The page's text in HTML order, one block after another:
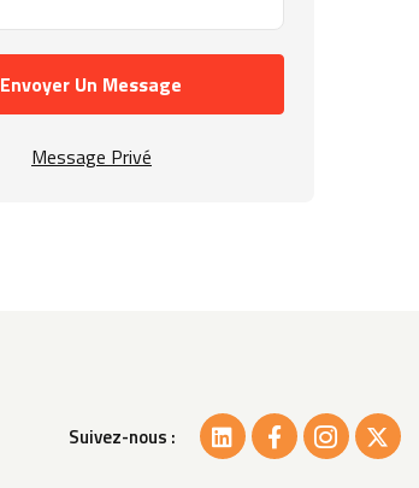
Envoyer Un Message
Message Privé
Suivez-nous :